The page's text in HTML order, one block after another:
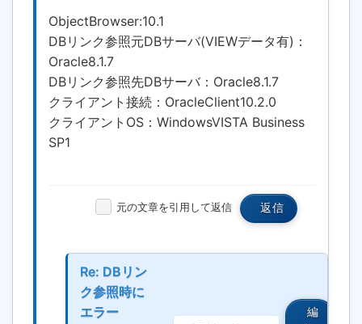
ObjectBrowser:10.1
DBリンク参照元DBサーバ(VIEWデータ有)：
Oracle8.1.7
DBリンク参照先DBサーバ：Oracle8.1.7
クライアント接続：OracleClient10.2.0
クライアントOS：WindowsVISTA Business
SP1
元の文章を引用して返信 返信
Re: DBリン
ク参照時に
エラー
編